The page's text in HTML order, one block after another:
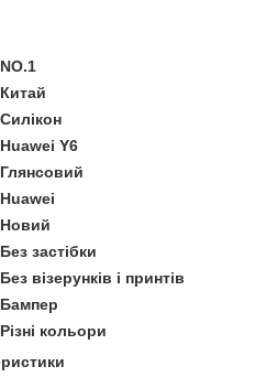
NO.1
Китай
Силікон
Huawei Y6
Глянсовий
Huawei
Новий
Без застібки
Без візерунків і принтів
Бампер
Різні кольори